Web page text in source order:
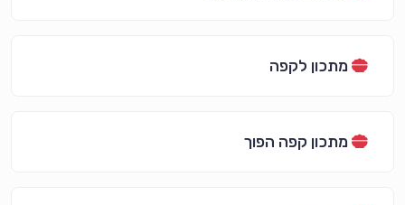
מתכון לקפה
מתכון קפה הפוך